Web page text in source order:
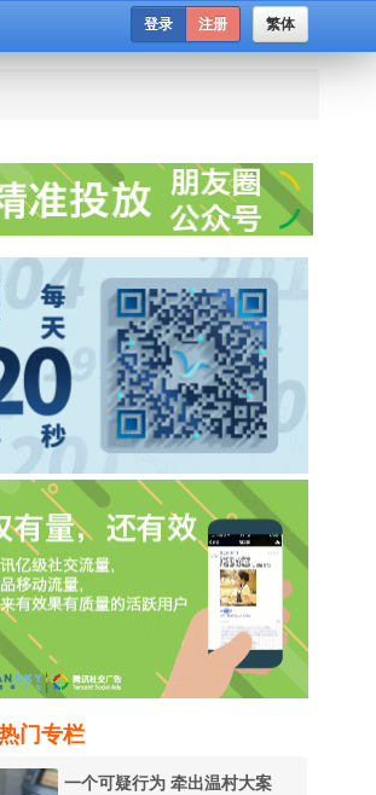
繁体
登录 注册
门专栏
一个可疑行为 牵出温村大案